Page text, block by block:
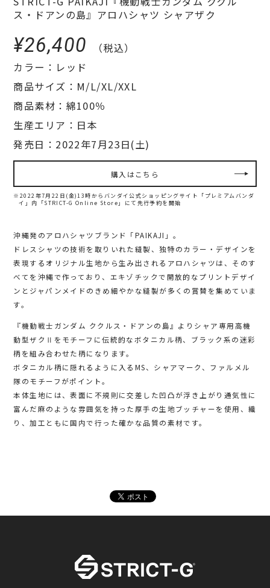
ス・ドアンの島』アロハシャツ シャアザク
¥26,400
（税込）
カラー：レッド
商品サイズ：M/L/XL/XXL
商品素材：綿100％
生産エリア：日本
発売日：2022年7月23日(土)
購入はこちら
※2022年7月22日(金)13時からバンダイ公式ショッピングサイト「プレミアムバンダ
イ」内
「STRICT-G Online Store」にて先行予約を開始
沖縄発のアロハシャツブランド「PAIKAJI」。
ドレスシャツの技術を取りいれた縫製、独特のカラー・デザインを
表現するオリジナル生地から生み出されるアロハシャツは、そのす
べてを沖縄で作っており、エキゾチックで開放的なプリントデザイ
ンとジャパンメイドのきめ細やかな縫製が多くの賞賛を集めていま
す。
『機動戦士ガンダム ククルス・ドアンの島』よりシャア専用高機
動型ザクⅡをモチーフに伝統的なボタニカル柄、ブラック系の迷彩
柄を組み合わせた柄になります。
ボタニカル柄に隠れるように入るMS、シャアマーク、ファルメル
隊のモチーフがポイント。
本体生地には、表面に不規則に交差した凹凸が浮き上がり通気性に
富んだ麻のような雰囲気を持った厚手の生地ブッチャーを使用、織
り、加工ともに国内で行った確かな品質の素材です。